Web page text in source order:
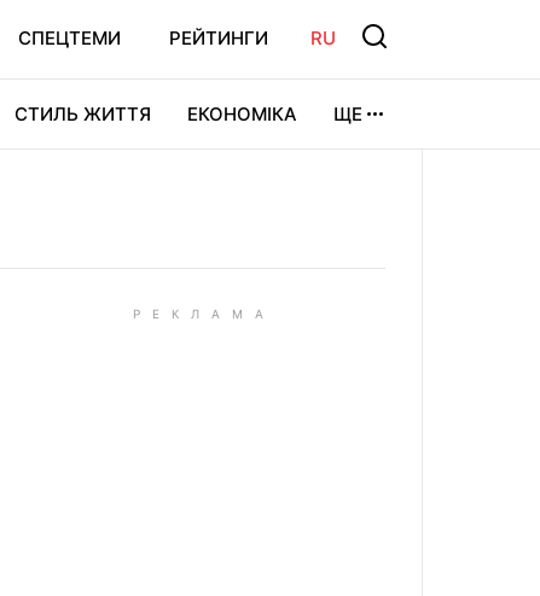
СПЕЦТЕМИ РЕЙТИНГИ RU
СТИЛЬ ЖИТТЯ ЕКОНОМІКА ЩЕ